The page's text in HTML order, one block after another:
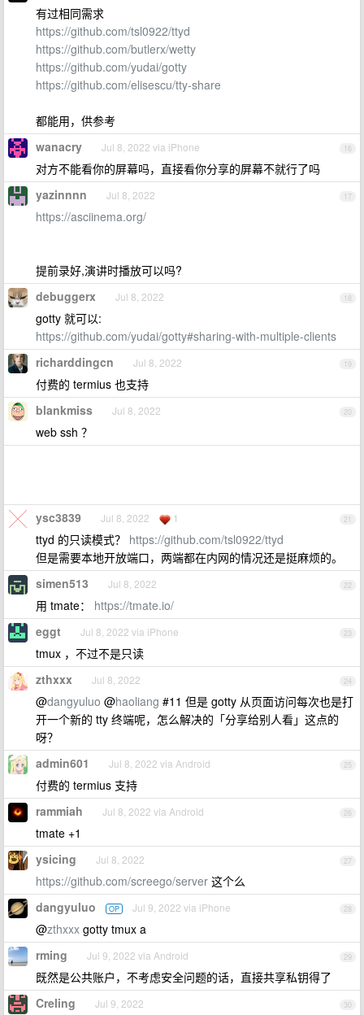
有过相同需求
https://github.com/tsl0922/ttyd
https://github.com/butlerx/wetty
https://github.com/yudai/gotty
https://github.com/elisescu/tty-share
都能用，供参考
16
wanacry Jul 8, 2022 via iPhone
对方不能看你的屏幕吗，直接看你分享的屏幕不就行了吗
17
yazinnnn Jul 8, 2022
https://asciinema.org/
提前录好,演讲时播放可以吗?
18
debuggerx Jul 8, 2022
gotty 就可以:
https://github.com/yudai/gotty#sharing-with-multiple-clients
19
richarddingcn Jul 8, 2022
付费的 termius 也支持
20
blankmiss Jul 8, 2022
web ssh ？
21
ysc3839 Jul 8, 2022 1
ttyd 的只读模式？ https://github.com/tsl0922/ttyd
但是需要本地开放端口，两端都在内网的情况还是挺麻烦的。
22
simen513 Jul 8, 2022
用 tmate： https://tmate.io/
23
eggt Jul 8, 2022 via iPhone
tmux ，不过不是只读
24
zthxxx Jul 8, 2022
@dangyuluo @haoliang #11 但是 gotty 从页面访问每次也是打
开一个新的 tty 终端呢，怎么解决的「分享给别人看」这点的
呀？
25
admin601 Jul 8, 2022 via Android
付费的 termius 支持
26
rammiah Jul 8, 2022 via Android
tmate +1
27
ysicing Jul 8, 2022
https://github.com/screego/server 这个么
28
dangyuluo OP Jul 9, 2022 via iPhone
@zthxxx gotty tmux a
29
rming Jul 9, 2022 via Android
既然是公共账户，不考虑安全问题的话，直接共享私钥得了
30
Creling Jul 9, 2022